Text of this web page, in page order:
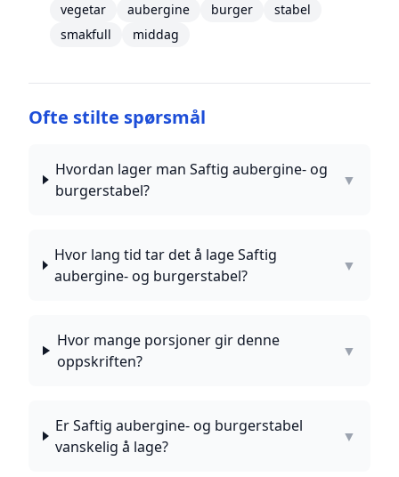
vegetar aubergine burger
stabel
smakfull
middag
Ofte stilte spørsmål
Hvordan lager man Saftig aubergine- og
burgerstabel?
▼
Hvor lang tid tar det å lage Saftig
aubergine- og burgerstabel?
▼
Hvor mange porsjoner gir denne
oppskriften?
▼
Er Saftig aubergine- og burgerstabel
vanskelig å lage?
▼